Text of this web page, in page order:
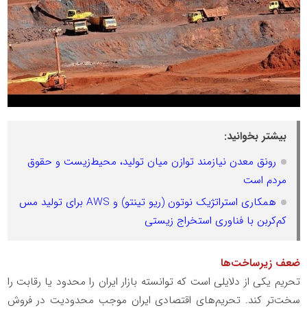
بیشتر بخوانید:
رونق معدن نیازمند توازن میان تولید، محیط‌زیست و حقوق
مردم است
همکاری استراتژیک نوتون (ریو تینتو) و AWS برای تولید مس
کم‌کربن با فناوری استخراج زیستی
ضعف زیرساخت‌ها
تحریم یکی از دلایلی است که توانسته بازار ایران را محدود یا رقابت را
سخت‌تر کند. تحریم‌های اقتصادی ایران موجب محدودیت در فروش